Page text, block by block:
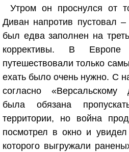
Утром он проснулся от
Диван напротив пустовал –
был едва заполнен на
коррективы. В Европе
путешествовали только
ехать было очень нужно. С
согласно «Версальскому
была обязана
территории, но война
посмотрел в окно и
которого выгружали